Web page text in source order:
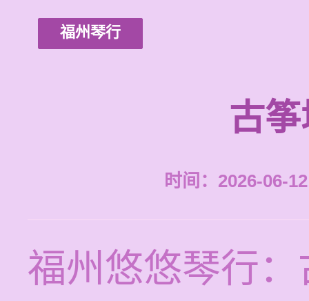
福州琴行
古
时间：2026-06-
福州悠悠琴行